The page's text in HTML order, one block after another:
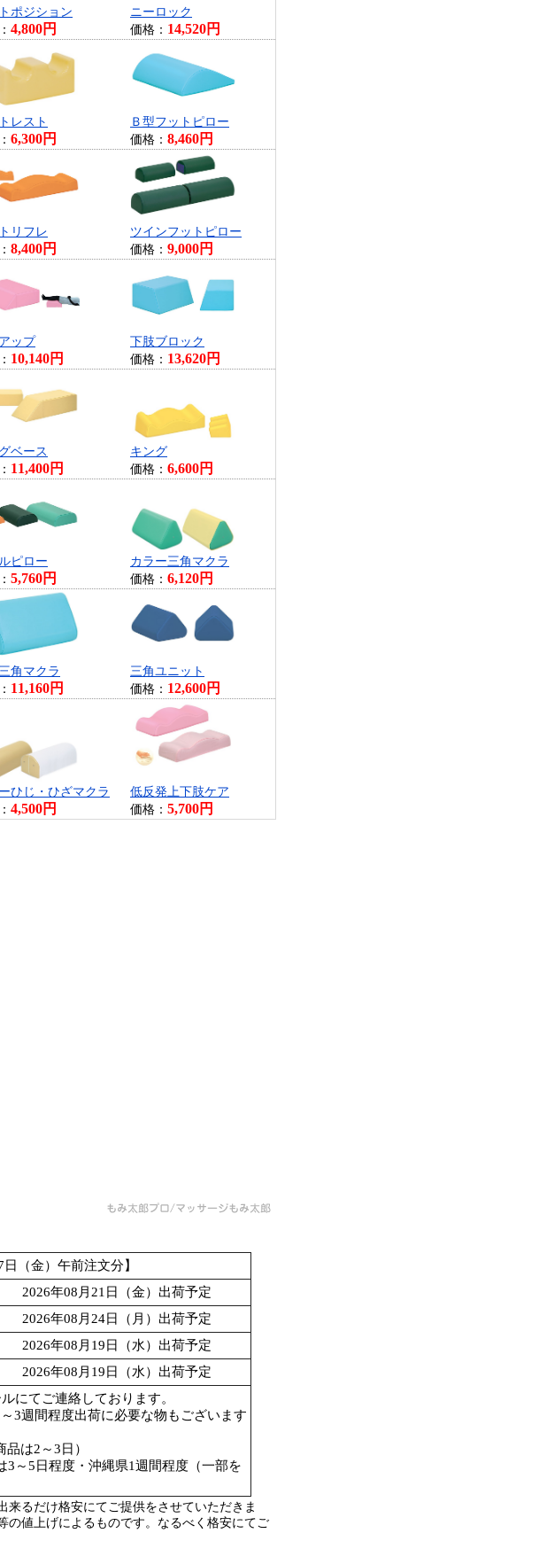
ポジション
4,800円
ニーロック
価格： 14,520円
レスト
6,300円
Ｂ型フットピロー
価格： 8,460円
リフレ
8,400円
ツインフットピロー
価格： 9,000円
ップ
10,140円
下肢ブロック
価格： 13,620円
ベース
11,400円
キング
価格： 6,600円
ピロー
5,760円
カラー三角マクラ
価格： 6,120円
角マクラ
11,160円
三角ユニット
価格： 12,600円
ひじ・ひざマクラ
4,500円
低反発上下肢ケア
価格： 5,700円
（金）午前注文分】
2026年08月21日（金）出荷予定
2026年08月24日（月）出荷予定
2026年08月19日（水）出荷予定
2026年08月19日（水）出荷予定
にてご連絡しております。
3週間程度出荷に必要な物もございます
は2～3日）
～5日程度・沖縄県1週間程度（一部を
るだけ格安にてご提供をさせていただきま
の値上げによるものです。なるべく格安にてご